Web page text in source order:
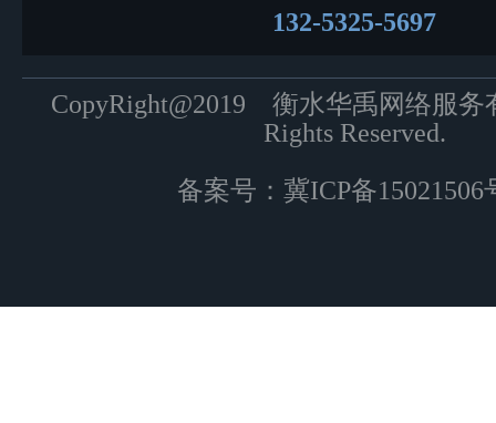
132-5325-5697
CopyRight@2019 衡水华禹网络服
Rights Reserved.
备案号： 冀ICP备15021506